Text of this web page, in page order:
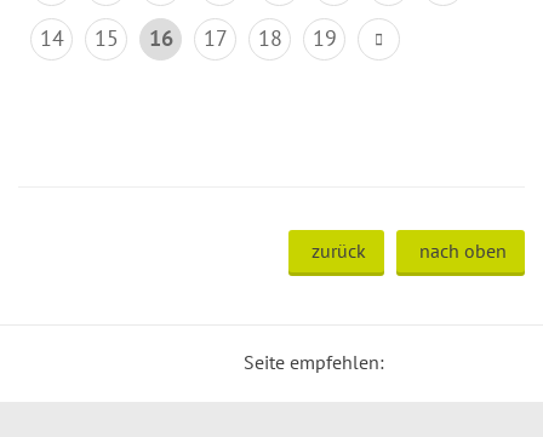
14
15 16 17 18 19
zurück nach oben
Seite empfehlen: